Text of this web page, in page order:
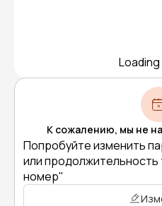
К сожалению, мы не
Попробуйте изменить
или продолжительность
номер"